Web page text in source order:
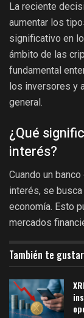
La reciente
aumentar los
significativo en
ámbito de las
fundamental
los inversores y
general.
¿Qué
interés?
Cuando un
interés, se
economía. Esto
mercados
También te